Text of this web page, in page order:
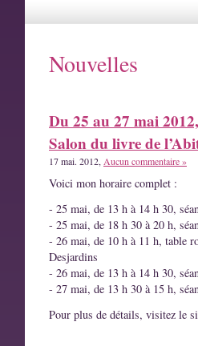
Nouvelles
Du 25 au 27 mai
Salon du livre de
17 mai. 2012, Aucun commentaire »
Voici mon horaire complet :
- 25 mai, de 13 h à 14 h 30,
- 25 mai, de 18 h 30 à 20 h,
- 26 mai, de 10 h à 11 h, table
Desjardins
- 26 mai, de 13 h à 14 h 30,
- 27 mai, de 13 h 30 à 15 h,
Pour plus de détails, visitez le